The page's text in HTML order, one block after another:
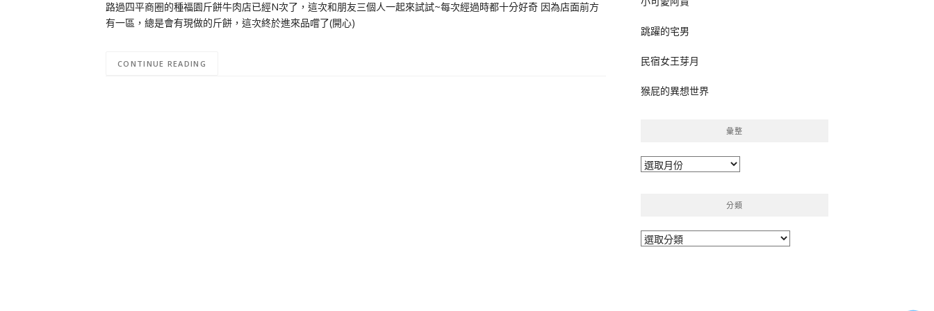
路過四平商圈的種福園斤餅牛肉店已經N次了，這次和朋友三個人一起來試試~每次經過時都十分好奇 因為店面前方
有一區，總是會有現做的斤餅，這次終於進來品嚐了(開心)
CONTINUE READING
跳躍的宅男
民宿女王芽月
猴屁的異想世界
彙整
彙
分類
分